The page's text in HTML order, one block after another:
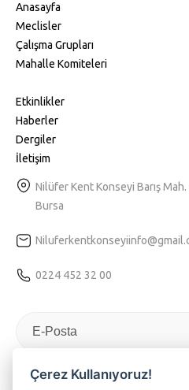
Anasayfa
Meclisler
Çalışma Grupları
Mahalle Komiteleri
Etkinlikler
Haberler
Dergiler
İletişim
Nilüfer Kent Konseyi Barış
Bursa
0224 452 32 00
aydınlatmametnini kabul ediyorum.
Çerez Kullanıyoruz!